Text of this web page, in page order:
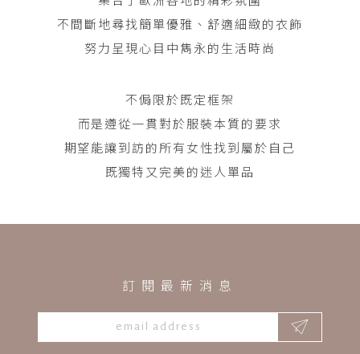
不間斷地尋找簡單優雅、舒適細緻的衣飾
努力呈現心目中雋永的生活時尚
不侷限於既定框架
而是遵從一貫對於服裝本質的要求
期望能讓到訪的所有女性找到屬於自己
既獨特又完美的迷人單品